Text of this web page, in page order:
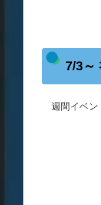
7/3～
週間イベン